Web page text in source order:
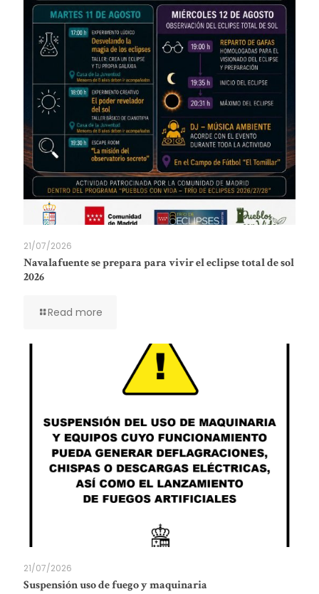
21/07/2026
Navalafuente se prepara para vivir el eclipse total de sol
2026
Read more
21/07/2026
Suspensión uso de fuego y maquinaria